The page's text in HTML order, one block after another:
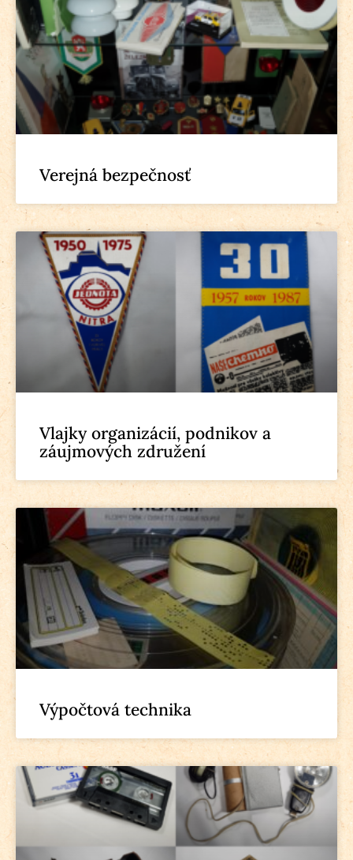
Verejná bezpečnosť
Vlajky organizácií, podnikov a
záujmových združení
Výpočtová technika